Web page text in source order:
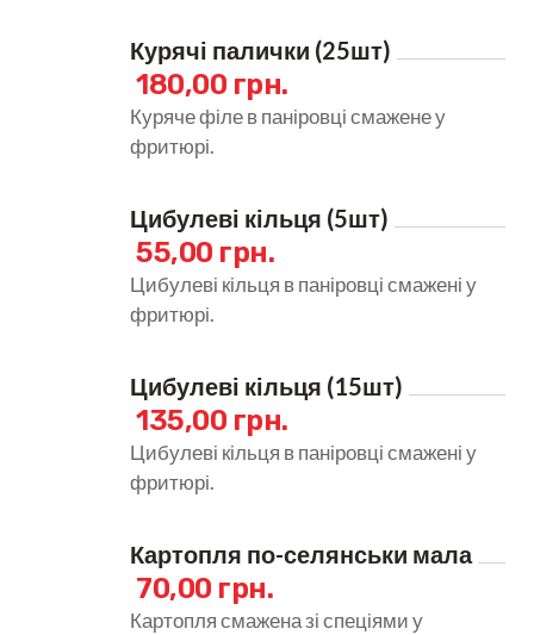
Курячі палички (25шт)
180,00 грн.
Куряче філе в паніровці смажене у
фритюрі.
Цибулеві кільця (5шт)
55,00 грн.
Цибулеві кільця в паніровці смажені у
фритюрі.
Цибулеві кільця (15шт)
135,00 грн.
Цибулеві кільця в паніровці смажені у
фритюрі.
Картопля по-селянськи мала
70,00 грн.
Картопля смажена зі спеціями у